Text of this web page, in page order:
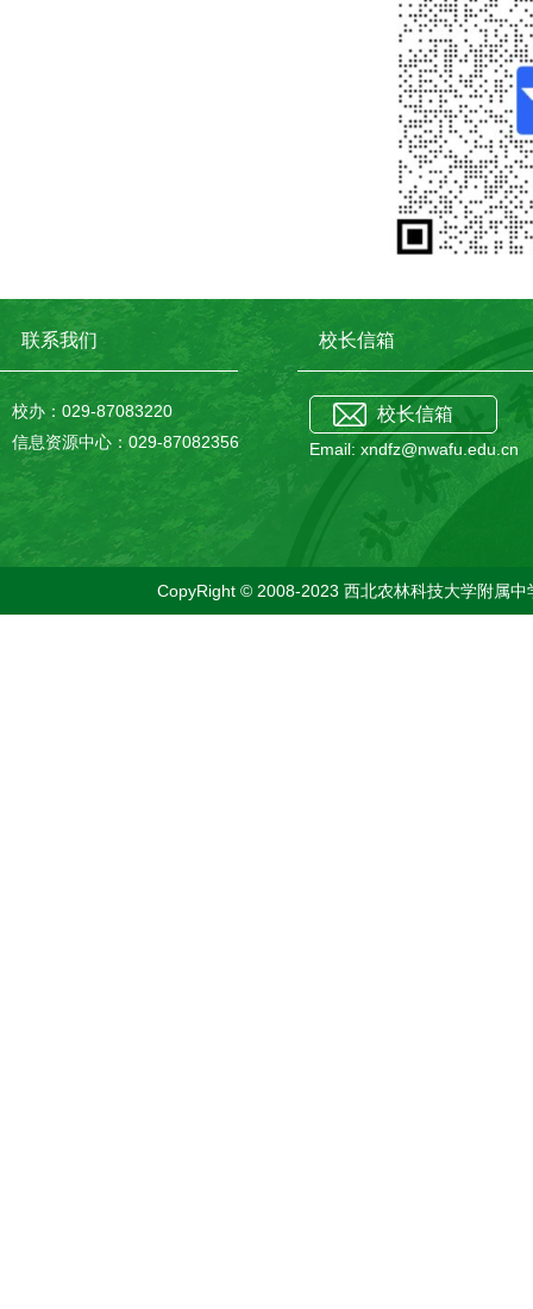
联系我们
校办：029-87083220
信息资源中心：029-87082356
校长信箱
校长信箱
Email: xndfz@nwafu.edu.cn
CopyRight © 2008-2023 西北农林科技大